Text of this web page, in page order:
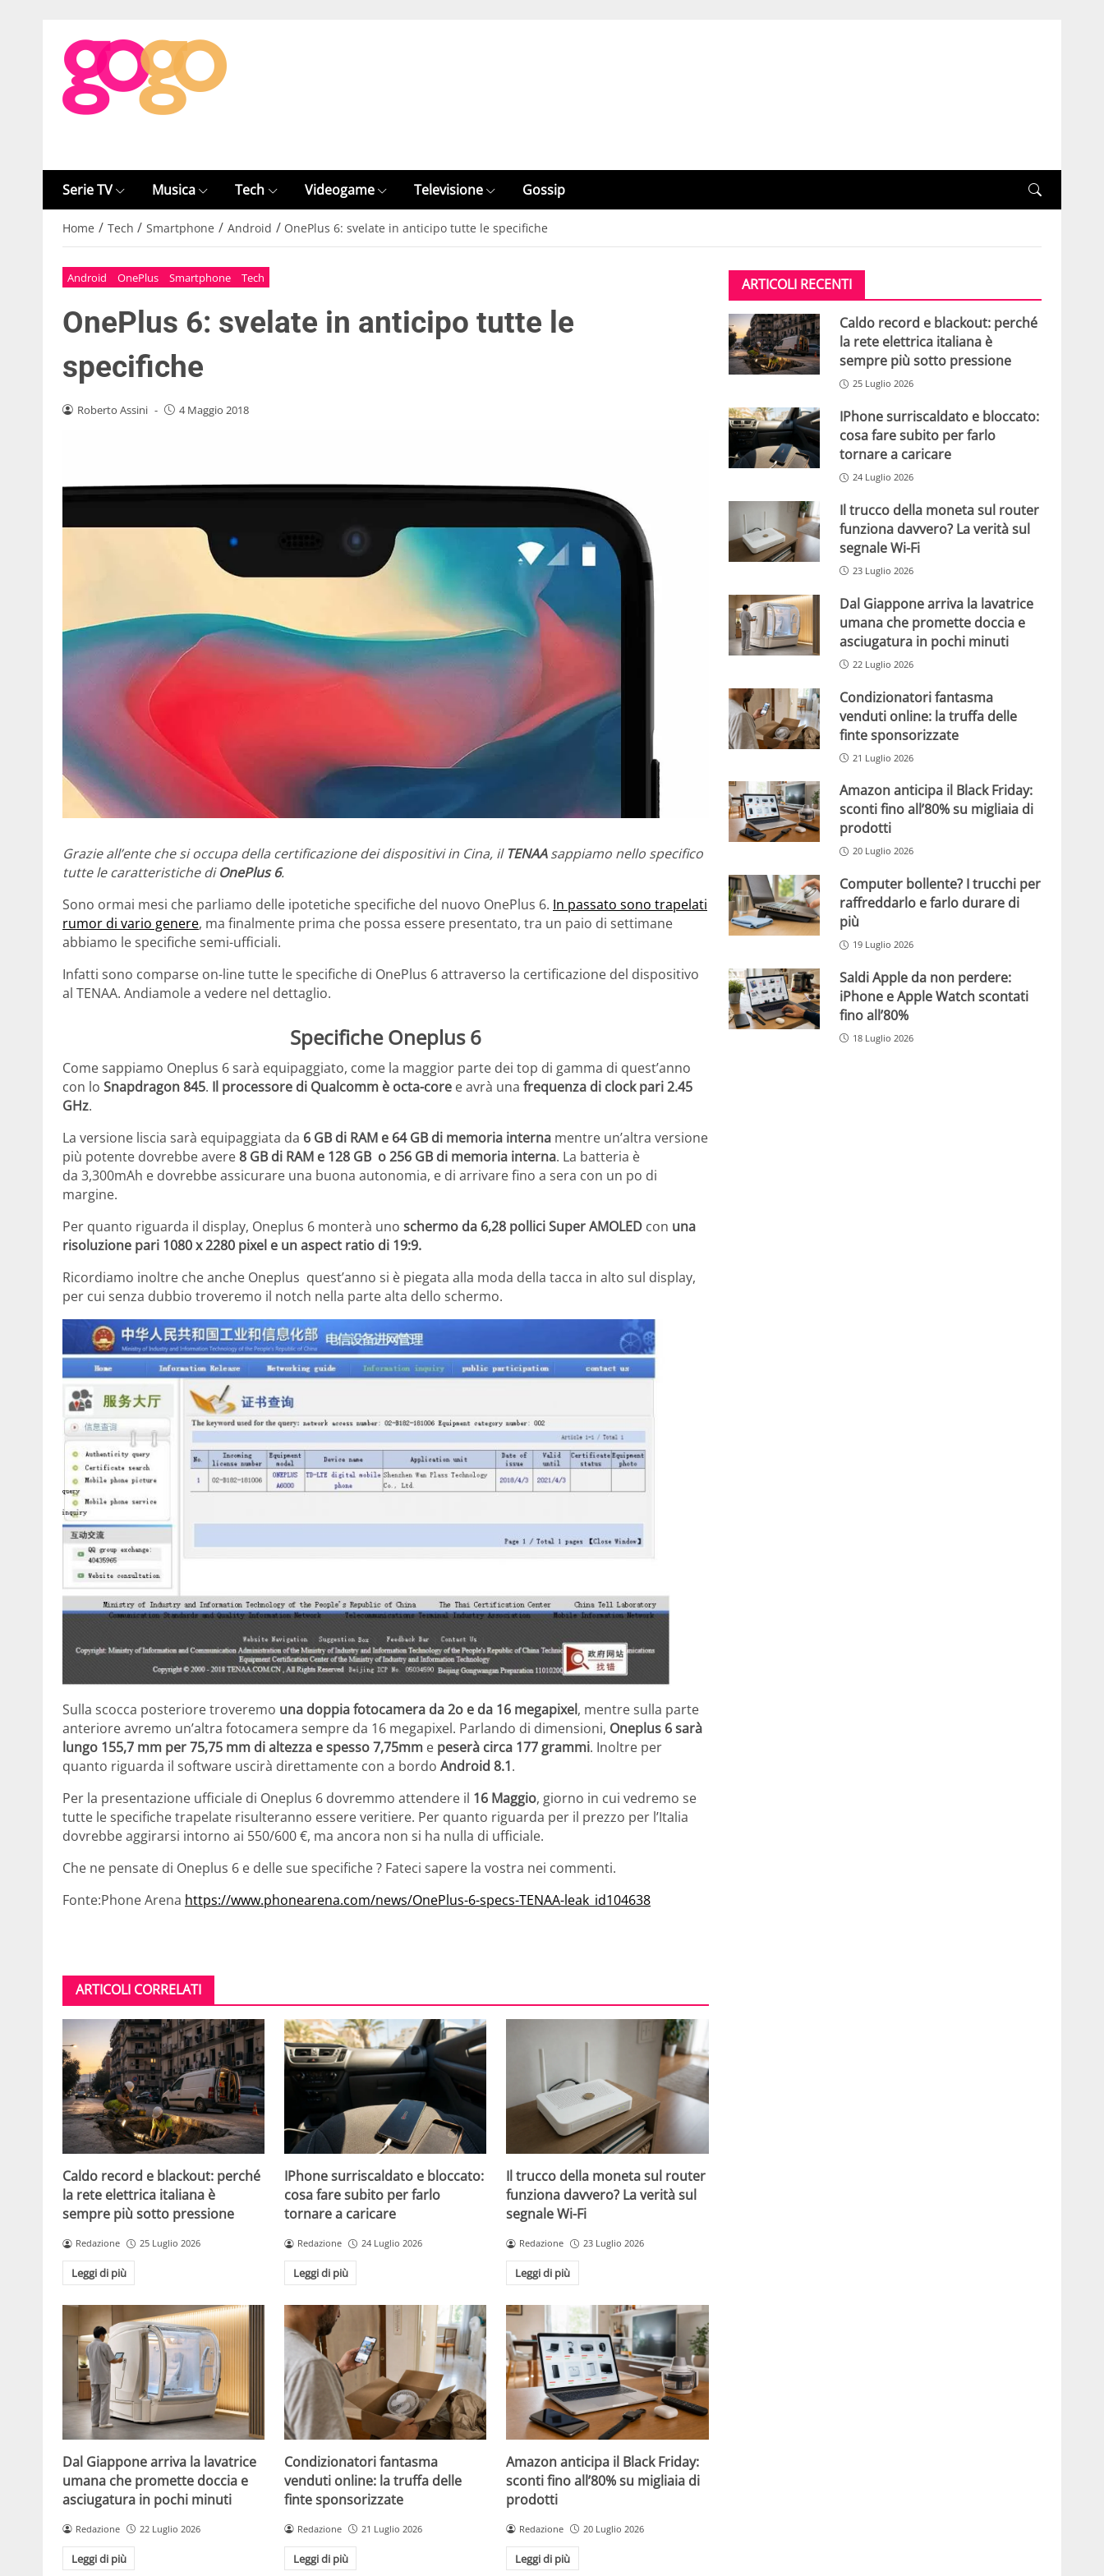
Serie TV Musica Tech Videogame Televisione Gossip
Home / Tech / Smartphone / Android / OnePlus 6: svelate in anticipo tutte le specifiche
Android OnePlus Smartphone Tech
OnePlus 6: svelate in anticipo tutte le
specifiche
Roberto Assini - 4 Maggio 2018
Grazie all’ente che si occupa della certificazione dei dispositivi in Cina, ilTENAAsappiamo nello specifico
tutte le caratteristiche diOnePlus 6.
Sono ormai mesi che parliamo delle ipotetiche specifiche del nuovo OnePlus 6. In passato sono trapelati
rumor di vario genere, ma finalmente prima che possa essere presentato, tra un paio di settimane
abbiamo le specifiche semi-ufficiali.
Infatti sono comparse on-line tutte le specifiche di OnePlus 6 attraverso la certificazione del dispositivo
al TENAA. Andiamole a vedere nel dettaglio.
Specifiche Oneplus 6
Come sappiamo Oneplus 6 sarà equipaggiato, come la maggior parte dei top di gamma di quest’anno
con lo Snapdragon 845. Il processore di Qualcomm è octa-core e avrà una frequenza di clock pari 2.45
GHz.
La versione liscia sarà equipaggiata da 6 GB di RAM e 64 GB di memoria interna mentre un’altra versione
più potente dovrebbe avere8 GB di RAM e 128 GB o 256 GB di memoria interna. La batteria è
da 3,300mAh e dovrebbe assicurare una buona autonomia, e di arrivare fino a sera con un po di
margine.
Per quanto riguarda il display, Oneplus 6 monterà uno schermo da 6,28 pollici Super AMOLED con una
risoluzione pari 1080 x 2280 pixel e un aspect ratio di 19:9.
Ricordiamo inoltre che anche Oneplus quest’anno si è piegata alla moda della tacca in alto sul display,
per cui senza dubbio troveremo il notch nella parte alta dello schermo.
Sulla scocca posteriore troveremo una doppia fotocamera da 2o e da 16 megapixel, mentre sulla parte
anteriore avremo un’altra fotocamera sempre da 16 megapixel. Parlando di dimensioni, Oneplus 6 sarà
lungo 155,7 mm per 75,75 mm di altezza e spesso 7,75mm e peserà circa 177 grammi. Inoltre per
quanto riguarda il software uscirà direttamente con a bordo Android 8.1.
Per la presentazione ufficiale di Oneplus 6 dovremmo attendere il 16 Maggio, giorno in cui vedremo se
tutte le specifiche trapelate risulteranno essere veritiere. Per quanto riguarda per il prezzo per l’Italia
dovrebbe aggirarsi intorno ai 550/600 €, ma ancora non si ha nulla di ufficiale.
Che ne pensate di Oneplus 6 e delle sue specifiche ? Fateci sapere la vostra nei commenti.
Fonte:Phone Arena https://www.phonearena.com/news/OnePlus-6-specs-TENAA-leak_id104638
ARTICOLI CORRELATI
Caldo record e blackout: perché
la rete elettrica italiana è
sempre più sotto pressione
Redazione 25 Luglio 2026
Leggi di più
IPhone surriscaldato e bloccato:
cosa fare subito per farlo
tornare a caricare
Redazione 24 Luglio 2026
Leggi di più
Il trucco della moneta sul router
funziona davvero? La verità sul
segnale Wi-Fi
Redazione 23 Luglio 2026
Leggi di più
Dal Giappone arriva la lavatrice
umana che promette doccia e
asciugatura in pochi minuti
Redazione 22 Luglio 2026
Leggi di più
Condizionatori fantasma
venduti online: la truffa delle
finte sponsorizzate
Redazione 21 Luglio 2026
Leggi di più
Amazon anticipa il Black Friday:
sconti fino all’80% su migliaia di
prodotti
Redazione 20 Luglio 2026
Leggi di più
ARTICOLI RECENTI
Caldo record e blackout: perché
la rete elettrica italiana è
sempre più sotto pressione
25 Luglio 2026
IPhone surriscaldato e bloccato:
cosa fare subito per farlo
tornare a caricare
24 Luglio 2026
Il trucco della moneta sul router
funziona davvero? La verità sul
segnale Wi-Fi
23 Luglio 2026
Dal Giappone arriva la lavatrice
umana che promette doccia e
asciugatura in pochi minuti
22 Luglio 2026
Condizionatori fantasma
venduti online: la truffa delle
finte sponsorizzate
21 Luglio 2026
Amazon anticipa il Black Friday:
sconti fino all’80% su migliaia di
prodotti
20 Luglio 2026
Computer bollente? I trucchi per
raffreddarlo e farlo durare di
più
19 Luglio 2026
Saldi Apple da non perdere:
iPhone e Apple Watch scontati
fino all’80%
18 Luglio 2026